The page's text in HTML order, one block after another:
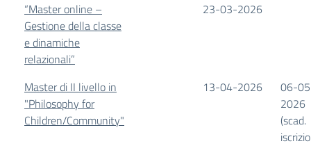
“Master online –
Gestione della classe
e dinamiche
relazionali”
23-03-2026
Master di II livello in
"Philosophy for
Children/Community"
13-04-2026
06-
2026
(scad.